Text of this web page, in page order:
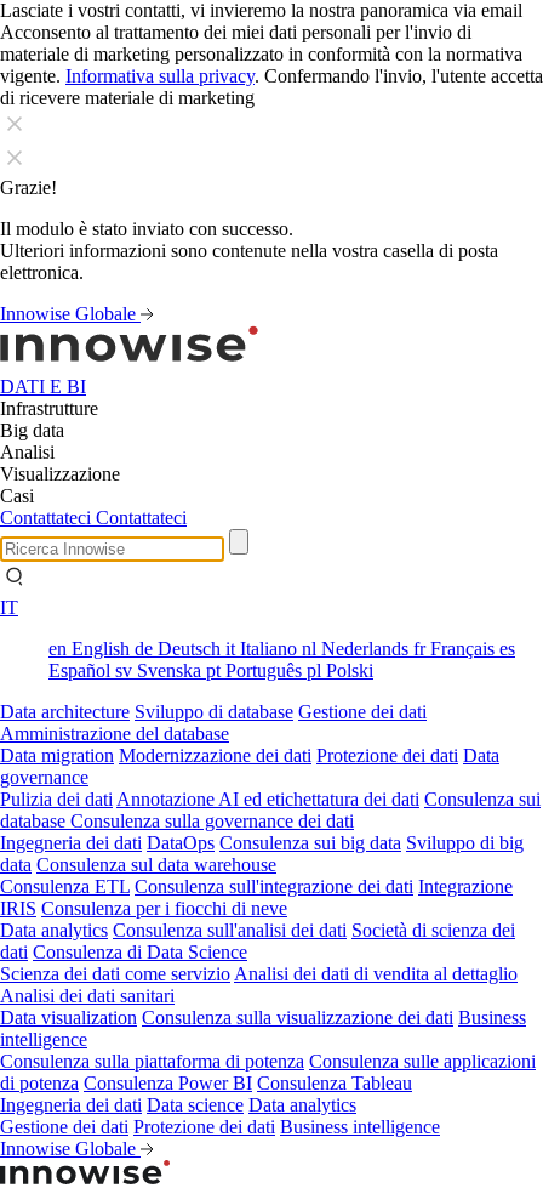
Lasciate i vostri contatti, vi invieremo la nostra panoramica via email
Acconsento al trattamento dei miei dati personali per l'invio di
materiale di marketing personalizzato in conformità con la normativa
vigente. Informativa sulla privacy. Confermando l'invio, l'utente accetta
di ricevere materiale di marketing
Grazie!
Il modulo è stato inviato con successo.
Ulteriori informazioni sono contenute nella vostra casella di posta
elettronica.
Innowise Globale
DATI E BI
Infrastrutture
Big data
Analisi
Visualizzazione
Casi
Contattateci Contattateci
IT
en English de Deutsch it Italiano nl Nederlands frFrançais es
Español sv Svenska pt Português pl Polski
Data architecture Sviluppo di database Gestione dei dati
Amministrazione del database
Data migration Modernizzazione dei dati Protezione dei dati Data
governance
Pulizia dei dati Annotazione AI ed etichettatura dei dati Consulenza sui
database Consulenza sulla governance dei dati
Ingegneria dei dati DataOps Consulenza sui big data Sviluppo di big
data Consulenza sul data warehouse
Consulenza ETL Consulenza sull'integrazione dei dati Integrazione
IRIS Consulenza per i fiocchi di neve
Data analytics Consulenza sull'analisi dei dati Società di scienza dei
dati Consulenza di Data Science
Scienza dei dati come servizio Analisi dei dati di vendita al dettaglio
Analisi dei dati sanitari
Data visualization Consulenza sulla visualizzazione dei dati Business
intelligence
Consulenza sulla piattaforma di potenza Consulenza sulle applicazioni
di potenza Consulenza Power BI Consulenza Tableau
Ingegneria dei dati Data science Data analytics
Gestione dei dati Protezione dei dati Business intelligence
Innowise Globale